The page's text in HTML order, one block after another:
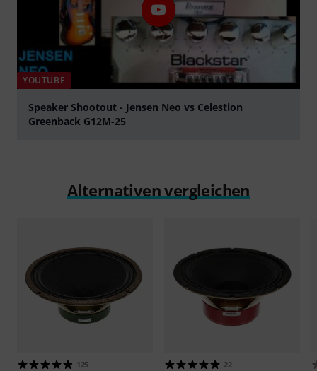
YOUTUBE
Speaker Shootout - Jensen Neo vs Celestion
Greenback G12M-25
Alternativen vergleichen
125 22